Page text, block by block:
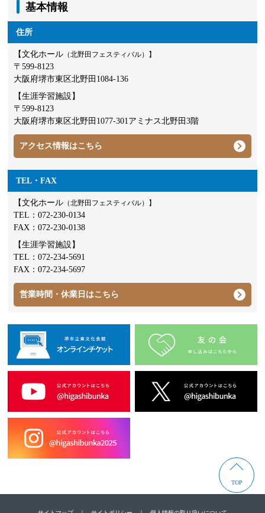
基本情報
住所
【文化ホール （北野田フェスティバル）】
〒599-8123
大阪府堺市東区北野田1084-136
【生涯学習施設】
〒599-8123
大阪府堺市東区北野田1077-301アミナス北野田3階
アクセス情報はこちら
TEL・FAX
【文化ホール （北野田フェスティバル）】
TEL：072-230-0134
FAX：072-230-0138
【生涯学習施設】
TEL：072-234-5691
FAX：072-234-5697
営業時間・休業日はこちら
TOP